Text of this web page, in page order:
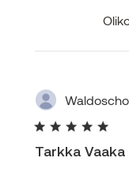
Tarkka Vaaka